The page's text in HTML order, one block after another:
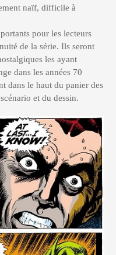
naïf, difficile à
pour les lecteurs
de la série. Ils seront
les ayant
dans les années 70
dans le haut du panier des
et du dessin.